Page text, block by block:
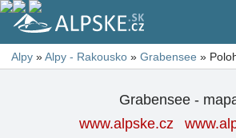
Alpy »Alpy - Rakousko » Grabensee »
Grabensee -
www.alpske.cz